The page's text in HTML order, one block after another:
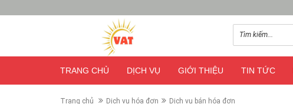
TRANG CHỦ DỊCH VỤ GIỚI THIỆU TIN TỨC
Trang chủ Dịch vụ hóa đơn Dịch vụ bán hóa đơn